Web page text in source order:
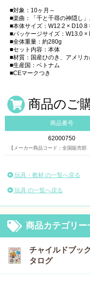
■対象：10ヶ月～
■楽曲：「千と千尋の神隠し」
■本体サイズ：W12.2 × D10.8
■パッケージサイズ：W13.0 ×
■全体重量：約280g
■セット内容：本体
■材質：国産ひのき、アメリ
■生産国：ベトナム
■CEマークつき
商品のご
商品番号
62000750
【メーカー商品コード：全国販売部
玩具・教材 の一覧へ戻る
玩具 の一覧へ戻る
商品カテゴリー
チャイルドブッ
タログ